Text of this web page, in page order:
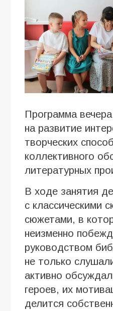
Программа
на развитие
творческих
коллективного
литературных
В ходе занятия
с классическими
сюжетами, в
неизменно
руководством
не только
активно
героев, их
делится